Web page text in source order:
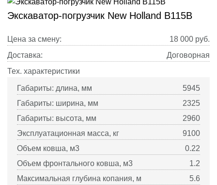
Экскаватор-погрузчик New Holland B115B
Цена за смену: 18 000 руб.
Доставка:
Договорная
Тех. характеристики
Габариты: длина, мм
5945
Габариты: ширина, мм
2325
Габариты: высота, мм
2960
Эксплуатационная масса, кг
9100
Объем ковша, м3
0.22
Объем фронтального ковша, м3
1.2
Максимальная глубина копания, м
5.6